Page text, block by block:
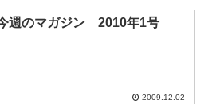
週のマガジン 2010年1号
2009.12.02